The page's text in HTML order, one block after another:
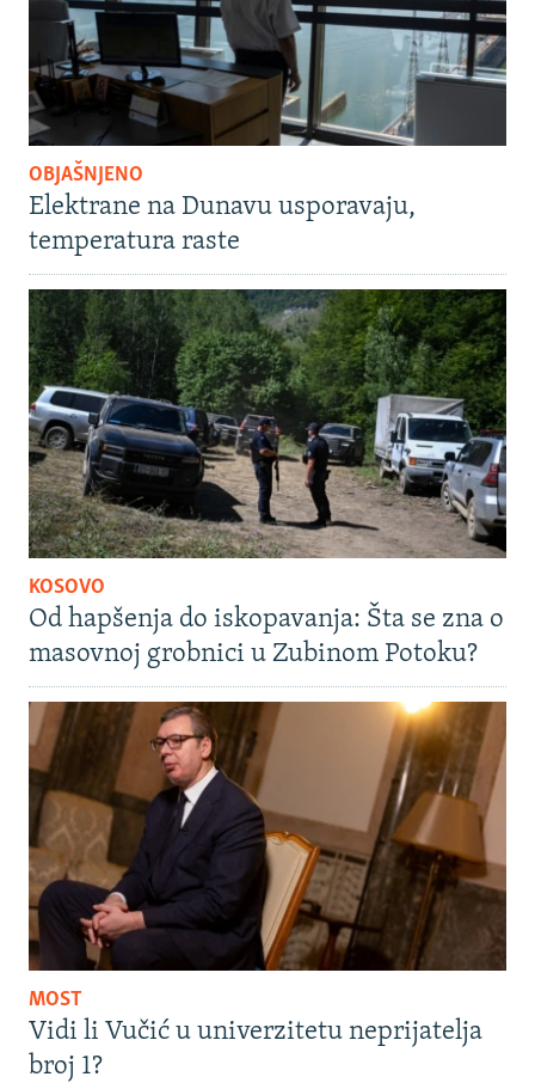
OBJAŠNJENO
Elektrane na Dunavu usporavaju,
temperatura raste
KOSOVO
Od hapšenja do iskopavanja: Šta se zna o
masovnoj grobnici u Zubinom Potoku?
MOST
Vidi li Vučić u univerzitetu neprijatelja
broj 1?